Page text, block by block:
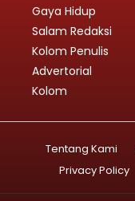
Gaya Hidup
Salam Redaksi
Kolom Penulis
Advertorial
Kolom
Tentang Kami
Privacy Policy